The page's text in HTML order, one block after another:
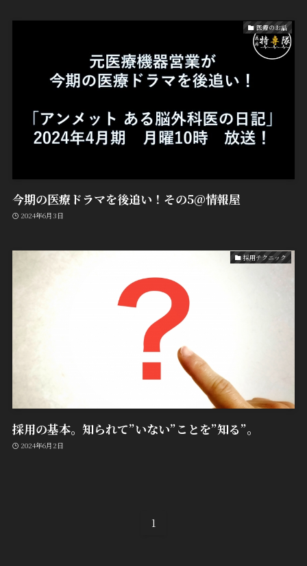
医療のお話
今期の医療ドラマを後追い！その5@情報屋
2024年6月3日
採用テクニック
採用の基本。知られて”いない”ことを”知る”。
2024年6月2日
1